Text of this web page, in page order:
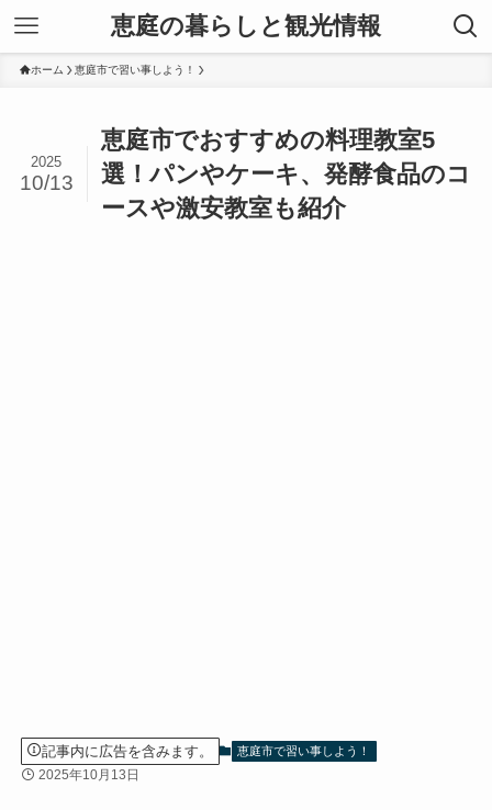
恵庭の暮らしと観光情報
ホーム 恵庭市で習い事しよう！
恵庭市でおすすめの料理教室5
選！パンやケーキ、発酵食品のコ
ースや激安教室も紹介
2025
10/13
記事内に広告を含みます。 恵庭市で習い事しよう！
2025年10月13日